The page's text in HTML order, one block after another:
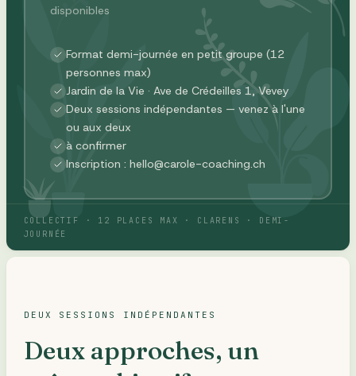
disponibles
Format demi-journée en petit groupe (12
personnes max)
Jardin de la Vie · Ave de Crédeilles 1, Vevey
Deux sessions indépendantes — venez à l'une
ou aux deux
à confirmer
Inscription : hello@carole-coaching.ch
COLLECTIF · 12 PLACES MAX · CLARENS · DEMI-
JOURNÉE
DEUX SESSIONS INDÉPENDANTES
Deux approches, un